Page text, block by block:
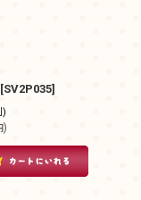
[SV2P035]
)
)